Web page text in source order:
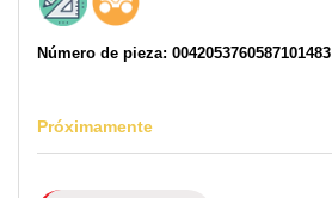
Número de pieza: 0042053760587101483
Próximamente